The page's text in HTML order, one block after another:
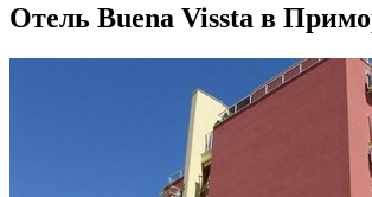
Отель Buena Vissta в